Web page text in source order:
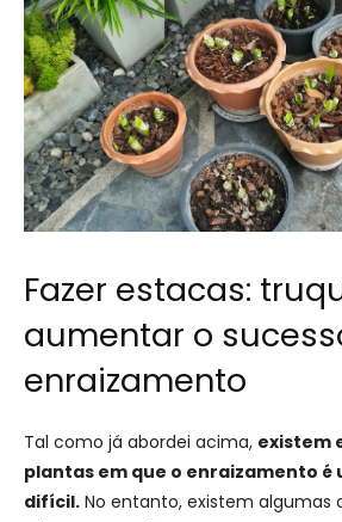
Fazer estacas:
aumentar o
enraizamento
Tal como já abordei acima, existem
plantas em que o enraizamento é
difícil. No entanto, existem algumas